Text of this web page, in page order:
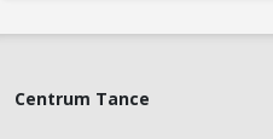
Centrum Tance